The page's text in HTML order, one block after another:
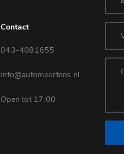
Contact
043-4081655
info@automeertens.nl
Open tot 17:00